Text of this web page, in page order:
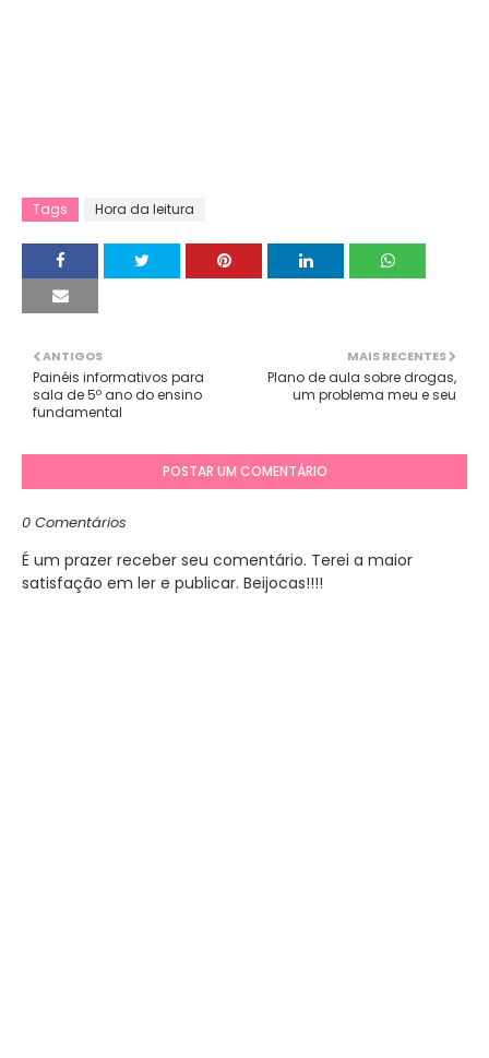
Tags Hora da leitura
MAIS RECENTES
Plano de aula sobre drogas,
um problema meu e seu
ANTIGOS
Painéis informativos para
sala de 5º ano do ensino
fundamental
POSTAR UM COMENTÁRIO
0 Comentários
É um prazer receber seu comentário. Terei a maior
satisfação em ler e publicar. Beijocas!!!!